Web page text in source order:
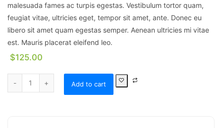
rating
malesuada fames ac turpis egestas. Vestibulum tortor quam,
feugiat vitae, ultricies eget, tempor sit amet, ante. Donec eu
libero sit amet quam egestas semper. Aenean ultricies mi vitae
est. Mauris placerat eleifend leo.
$125.00
Add to cart